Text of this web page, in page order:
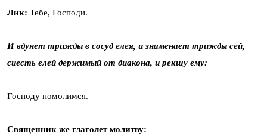
Лик: Тебе, Господи.
И вдунет трижды в сосуд елея, и знаменает трижды сей,
сиесть елей держимый от диакона, и рекшу ему:
Господу помолимся.
Священник же глаголет молитву: